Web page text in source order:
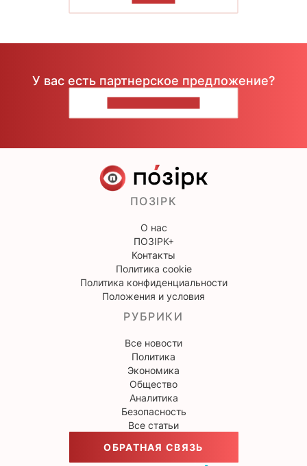
У вас есть партнерское предложение?
ПОЗІРК
О нас
ПОЗІРК+
Контакты
Политика cookie
Политика конфиденциальности
Положения и условия
РУБРИКИ
Все новости
Политика
Экономика
Общество
Аналитика
Безопасность
Все статьи
ОБРАТНАЯ СВЯЗЬ